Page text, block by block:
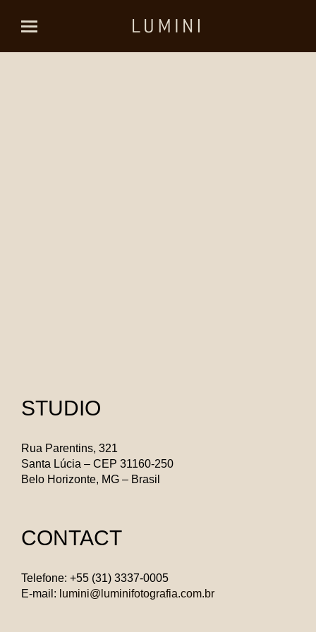
STUDIO
Rua Parentins, 321
Santa Lúcia – CEP 31160-250
Belo Horizonte, MG – Brasil
CONTACT
Telefone: +55 (31) 3337-0005
E-mail: lumini@luminifotografia.com.br